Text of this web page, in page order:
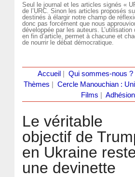
Seul le journal et les articles signés «
de l’URC. Sinon les articles proposés
destinés à élargir notre champ de
donc pas forcément que nous
développée par les auteurs.
en fin d’article, permet à chacune et
de nourrir le débat démocratique.
Accueil Qui sommes-nous ?
Thèmes
Cercle Manouchian :
Films
Adhésion
Le véritable
objectif de
en Ukraine
une devinette